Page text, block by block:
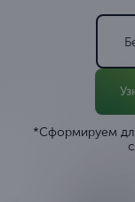
*Сформируем